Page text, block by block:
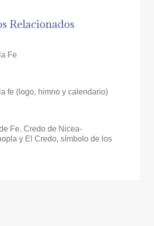
Relacionados
Fe
fe (logo, himno y calendario)
Fe. Credo de Nicea-
y El Credo, símbolo de los